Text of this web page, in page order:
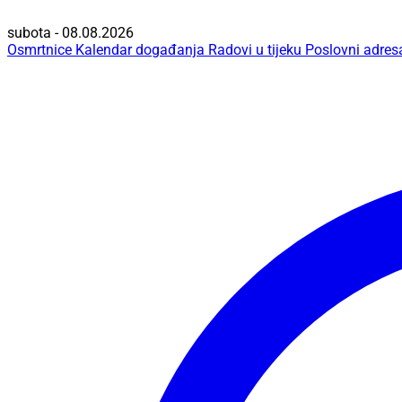
subota - 08.08.2026
Osmrtnice Kalendar događanja Radovi u tijeku Poslovni